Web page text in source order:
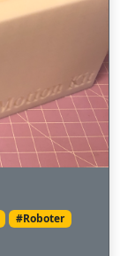
#Roboter